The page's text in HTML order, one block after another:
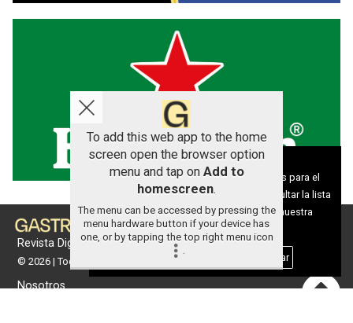
Revista Digital de gastronomía
© 2026 | Todos los derechos reservados
Nosotros
To add this web app to the home
screen open the browser option
menu and tap on Add to
homescreen.
The menu can be accessed by pressing the
menu hardware button if your device has
one, or by tapping the top right menu icon
.
Aviso sobre el Uso de cookies:
Utilizamos cookies nuestras y de terceros para el
funcionamiento del digital. Puedes consultar la lista
de cookies y como desconectarlas. Ver nuestra
Política de Privacidad y Cookies
Aceptar Cookies Personalizar